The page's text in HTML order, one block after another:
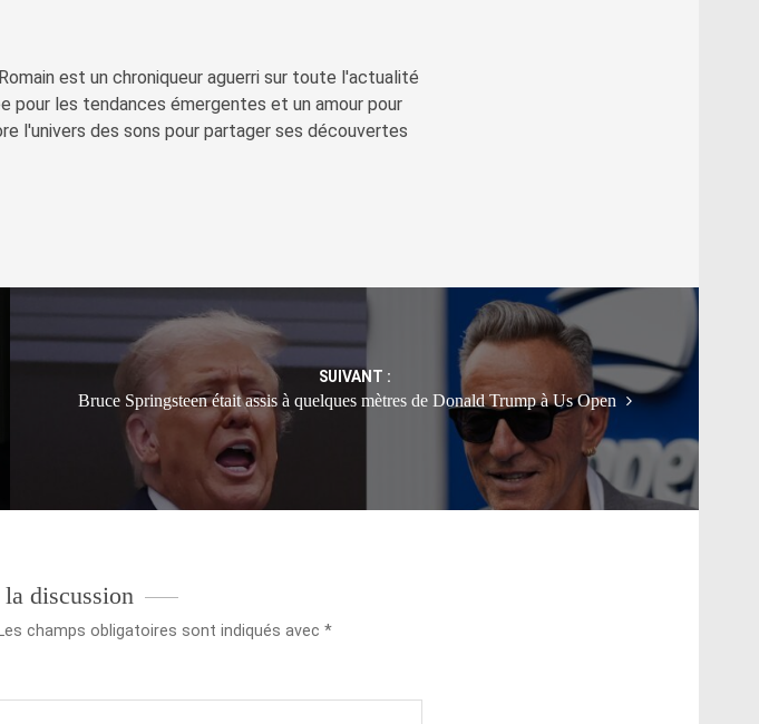
est un chroniqueur aguerri sur toute l'actualité
pour les tendances émergentes et un amour pour
l'univers des sons pour partager ses découvertes
SUIVANT :
Bruce Springsteen était assis à quelques mètres de Donald Trump à Us Open
discussion
Les champs obligatoires sont indiqués avec *